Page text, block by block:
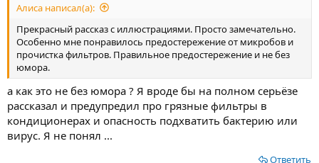
Алиса написал(а):
Прекрасный рассказ с иллюстрациями. Просто замечательно.
Особенно мне понравилось предостережение от микробов и
прочистка фильтров. Правильное предостережение и не без
юмора.
а как это не без юмора ? Я вроде бы на полном серьёзе
рассказал и предупредил про грязные фильтры в
кондиционерах и опасность подхватить бактерию или
вирус. Я не понял ...
Ответить